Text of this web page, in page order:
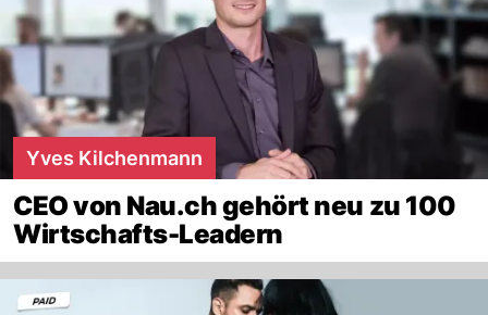
Yves Kilchenmann
CEO von Nau.ch gehört neu zu 100
Wirtschafts-Leadern